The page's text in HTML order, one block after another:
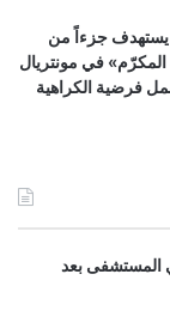
جزءاً من
في مونتريال
فرضية الكراهية
المستشفى بعد